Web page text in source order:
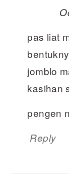
pas liat
jomblo
kasihan
pengen
Reply